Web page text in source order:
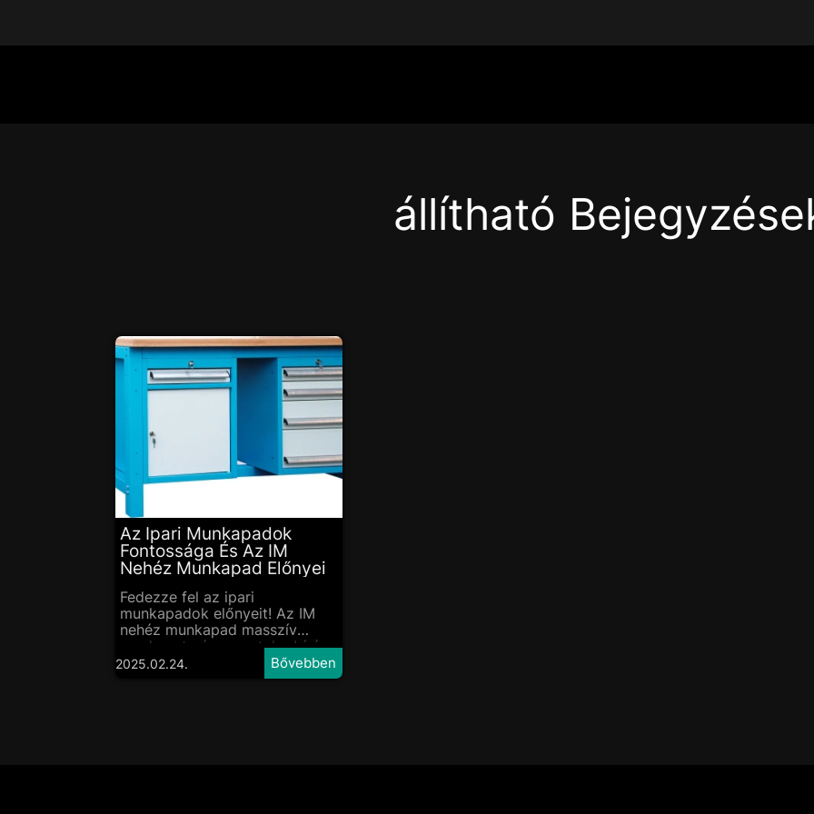
állítható
Az Ipari Munkapadok
Fontossága És Az IM
Nehéz Munkapad Előnyei
Fedezze fel az ipari
munkapadok előnyeit! Az IM
nehéz munkapad masszív
szerkezete és nagy teherbírása
ideális választás műhelyekbe
és gyártósorokra. Ismerje meg
2025.02.24.